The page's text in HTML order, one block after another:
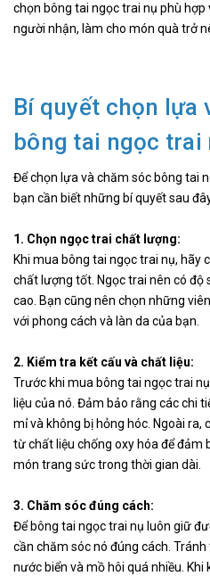
chọn bông tai ngọc trai nụ phù hợp
người nhận, làm cho món quà trở
Bí quyết chọn lựa
bông tai ngọc trai
Để chọn lựa và chăm sóc bông tai
bạn cần biết những bí quyết sau
1. Chọn ngọc trai chất lượng:
Khi mua bông tai ngọc trai nụ, hãy
chất lượng tốt. Ngọc trai nên có độ
cao. Bạn cũng nên chọn những
với phong cách và làn da của bạn.
2. Kiểm tra kết cấu và chất liệu:
Trước khi mua bông tai ngọc trai
liệu của nó. Đảm bảo rằng các chi
mỉ và không bị hỏng hóc. Ngoài
từ chất liệu chống oxy hóa để đảm
món trang sức trong thời gian dài.
3. Chăm sóc đúng cách:
Để bông tai ngọc trai nụ luôn giữ
cần chăm sóc nó đúng cách.
nước biển và mồ hôi quá nhiều.